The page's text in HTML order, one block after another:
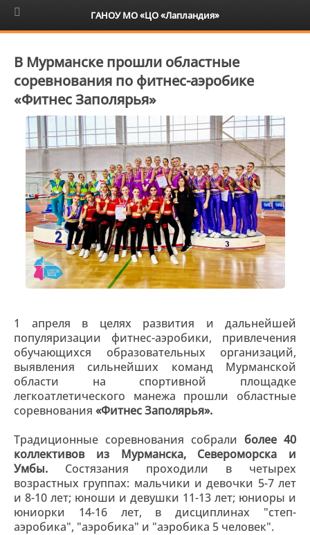
6+
В Мурманске прошли областные
соревнования по фитнес-аэробике
«Фитнес Заполярья»
1 апреля в целях развития и дальнейшей
популяризации фитнес-аэробики, привлечения
обучающихся образовательных организаций,
выявления сильнейших команд Мурманской
области на спортивной площадке
легкоатлетического манежа прошли областные
соревнования «Фитнес Заполярья».
Традиционные соревнования собрали более 40
коллективов
из Мурманска, Североморска и
Умбы. Состязания проходили в четырех
возрастных группах: мальчики и девочки 5-7 лет
и 8-10 лет; юноши и девушки 11-13 лет; юниоры и
юниорки 14-16 лет, в дисциплинах "степ-
аэробика", "аэробика" и "аэробика 5 человек".
ГАНОУ МО «ЦО «Лапландия»